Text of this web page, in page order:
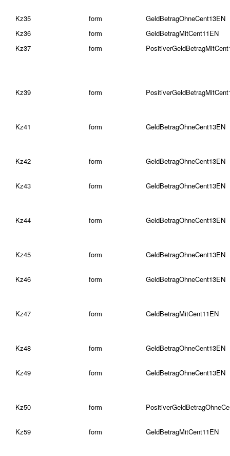
Kz35 form
GeldBetragOhneCent13EN
Kz36
form
GeldBetragMitCent11EN
Kz37
form
Kz39 form
Kz41 form GeldBetragOhneCent13EN
Kz42 form GeldBetragOhneCent13EN
Kz43 form GeldBetragOhneCent13EN
Kz44 form GeldBetragOhneCent13EN
Kz45 form GeldBetragOhneCent13EN
Kz46 form GeldBetragOhneCent13EN
Kz47 form GeldBetragMitCent11EN
Kz48 form GeldBetragOhneCent13EN
Kz49 form GeldBetragOhneCent13EN
Kz50 form
Kz59 form GeldBetragMitCent11EN